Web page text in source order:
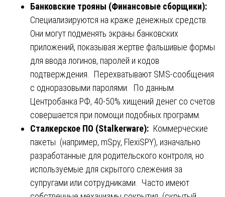
Банковские трояны (Финансовые сборщики):
Специализируются на краже денежных средств.
Они могут подменять экраны банковских
приложений, показывая жертве фальшивые формы
для ввода логинов, паролей и кодов
подтверждения. Перехватывают SMS-сообщения
с одноразовыми паролями. По данным
Центробанка РФ, 40-50% хищений денег со счетов
совершается при помощи подобных программ.
Сталкерское ПО (Stalkerware): Коммерческие
пакеты (например, mSpy, FlexiSPY), изначально
разработанные для родительского контроля, но
используемые для скрытого слежения за
супругами или сотрудниками. Часто имеют